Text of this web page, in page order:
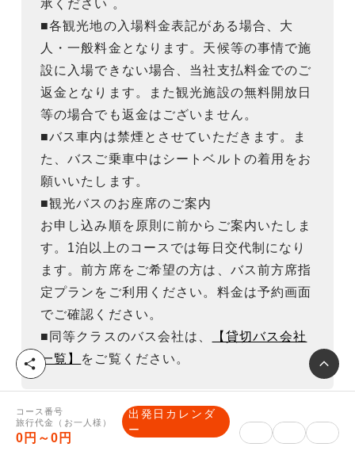
承ください 。
■各観光地の入場料金表記がある場合、大
人・一般料金となります。天候等の事情で施
設に入場できない場合、当社支払料金でのご
返金となります。また観光施設の無料開放日
等の場合でも返金はございません。
■バス車内は禁煙とさせていただきます。ま
た、バスご乗車中はシートベルトの着用をお
願いいたします。
■観光バスのお座席のご案内
お申し込み順を原則に前からご案内いたしま
す。1泊以上のコースでは毎日交代制になり
ます。前方席をご希望の方は、バス前方席指
定プランをご利用ください。料金は予約画面
でご確認ください。
■同等クラスのバス会社は、
【貸切バス会社
一覧】 をご覧ください。
コース番号
旅行代金（お一人様）
0円～0円
出発日カレンダ
ー
シ
ェ
ア